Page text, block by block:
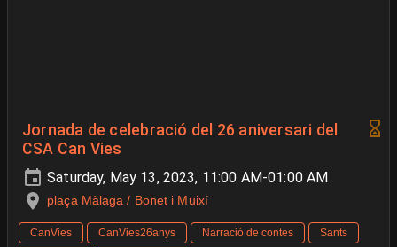
Jornada de celebració del 26 aniversari del
CSA Can Vies
Saturday, May 13, 2023, 11:00 AM-01:00 AM
plaça Màlaga / Bonet i Muixí
CanVies CanVies26anys Narració de contes
Sants